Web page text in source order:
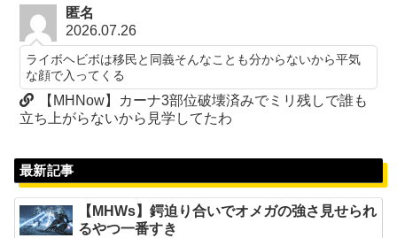
匿名
2026.07.26
ライボヘビボは移民と同義そんなことも分からないから平気
な顔で入ってくる
【MHNow】カーナ3部位破壊済みでミリ残しで誰も
立ち上がらないから見学してたわ
最新記事
【MHWs】鍔迫り合いでオメガの強さ見せられ
るやつ一番すき